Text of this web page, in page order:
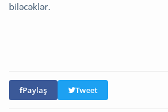
biləcəklər.
Paylaş Tweet